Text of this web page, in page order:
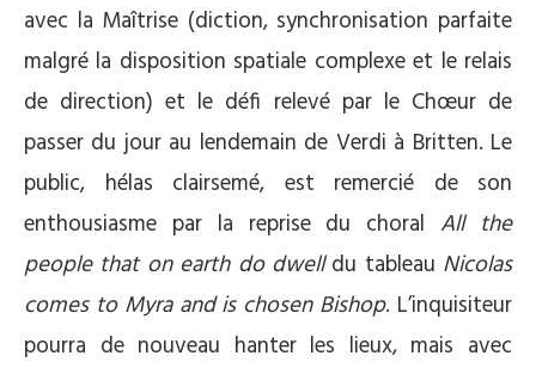
avec la Maîtrise (diction, synchronisation parfaite
malgré la disposition spatiale complexe et le relais
de direction) et le défi relevé par le Chœur de
passer du jour au lendemain de Verdi à Britten. Le
public, hélas clairsemé, est remercié de son
enthousiasme par la reprise du choral All the
people that on earth do dwelldu tableau Nicolas
comes to Myra and is chosen Bishop. L’inquisiteur
pourra de nouveau hanter les lieux, mais avec